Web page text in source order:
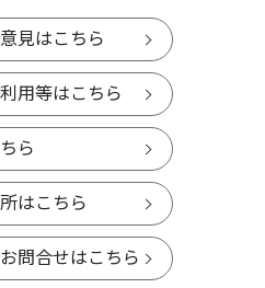
見はこちら
用等はこちら
ら
はこちら
問合せはこちら